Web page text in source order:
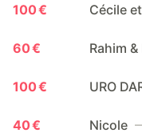
100 € Cécile
60 € Rahim
100 € URO
40 € Nicole